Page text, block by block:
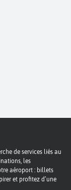
de services liés au
les
aéroport : billets
et profitez d’une